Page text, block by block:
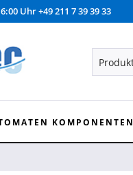
Uhr +49 211 7 39 39 33
KOMPONENTEN